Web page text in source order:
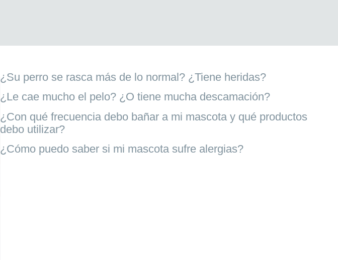
¿Su perro se rasca más de lo normal? ¿Tiene heridas?
¿Le cae mucho el pelo? ¿O tiene mucha descamación?
¿Con qué frecuencia debo bañar a mi mascota y qué productos
debo utilizar?
¿Cómo puedo saber si mi mascota sufre alergias?